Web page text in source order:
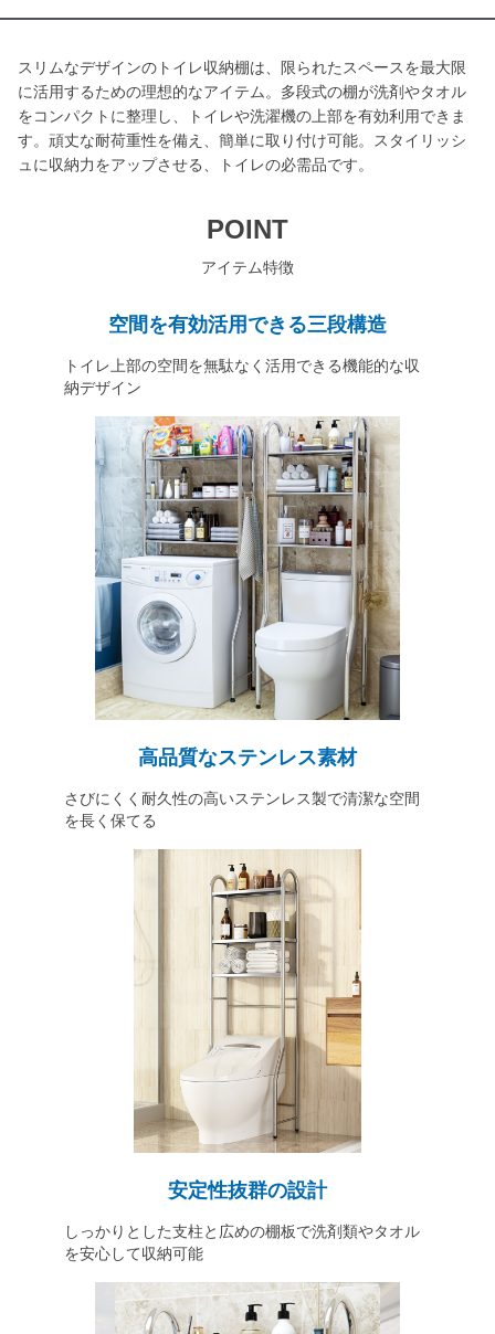
スリムなデザインのトイレ収納棚は、限られたスペースを最大限
に活用するための理想的なアイテム。多段式の棚が洗剤やタオル
をコンパクトに整理し、トイレや洗濯機の上部を有効利用できま
す。頑丈な耐荷重性を備え、簡単に取り付け可能。スタイリッシ
ュに収納力をアップさせる、トイレの必需品です。
POINT
アイテム特徴
空間を有効活用できる三段構造
トイレ上部の空間を無駄なく活用できる機能的な収
納デザイン
高品質なステンレス素材
さびにくく耐久性の高いステンレス製で清潔な空間
を長く保てる
安定性抜群の設計
しっかりとした支柱と広めの棚板で洗剤類やタオル
を安心して収納可能